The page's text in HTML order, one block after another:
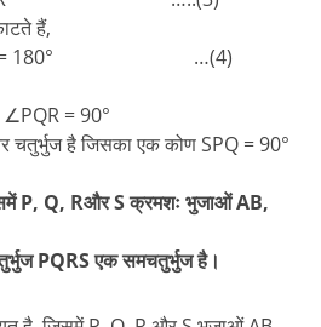
हैं,
= 180° …(4)
= 90°
चतुर्भुज है जिसका एक कोण SPQ = 90°
P, Q, Rऔर S क्रमशः भुजाओं AB,
PQRS एक समचतुर्भुज है।